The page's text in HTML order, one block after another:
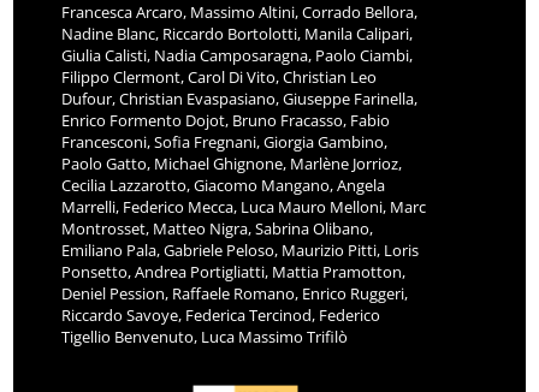
Francesca Arcaro, Massimo Altini, Corrado Bellora,
Nadine Blanc, Riccardo Bortolotti, Manila Calipari,
Giulia Calisti, Nadia Camposaragna, Paolo Ciambi,
Filippo Clermont, Carol Di Vito, Christian Leo
Dufour, Christian Evaspasiano, Giuseppe Farinella,
Enrico Formento Dojot, Bruno Fracasso, Fabio
Francesconi, Sofia Fregnani, Giorgia Gambino,
Paolo Gatto, Michael Ghignone, Marlène Jorrioz,
Cecilia Lazzarotto, Giacomo Mangano, Angela
Marrelli, Federico Mecca, Luca Mauro Melloni, Marc
Montrosset, Matteo Nigra, Sabrina Olibano,
Emiliano Pala, Gabriele Peloso, Maurizio Pitti, Loris
Ponsetto, Andrea Portigliatti, Mattia Pramotton,
Deniel Pession, Raffaele Romano, Enrico Ruggeri,
Riccardo Savoye, Federica Tercinod, Federico
Tigellio Benvenuto, Luca Massimo Trifilò